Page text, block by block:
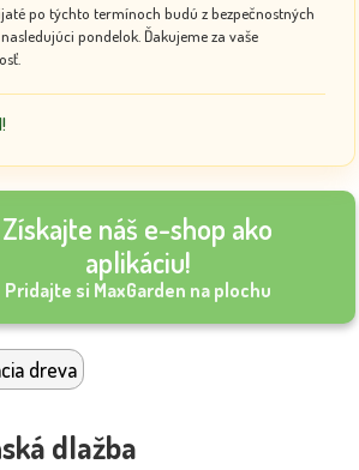
po týchto termínoch budú z bezpečnostných
pondelok. Ďakujeme za vaše
Získajte náš e-shop ako
aplikáciu!
Pridajte si MaxGarden na plochu
dreva
dlažba